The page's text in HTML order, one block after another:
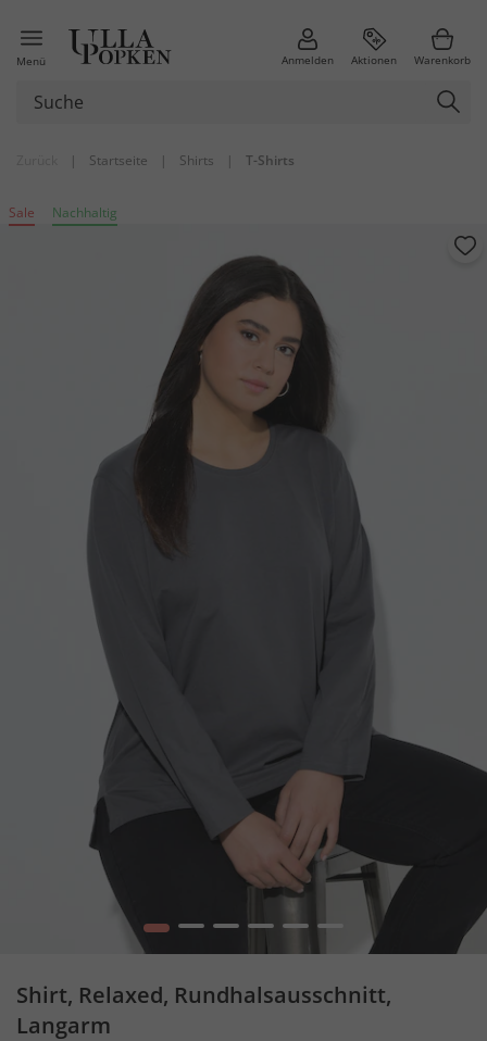
Menü Anmelden Aktionen Warenkorb
| Startseite | Shirts | T-Shirts
Sale Nachhaltig
1 2 3 4 5 6
Shirt, Relaxed, Rundhalsausschnitt,
Langarm